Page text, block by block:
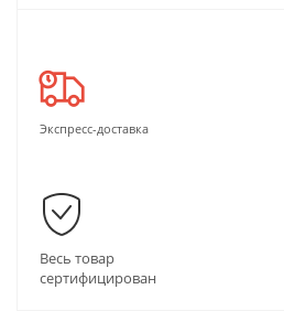
Экспресс-доставка
Весь товар
сертифицирован